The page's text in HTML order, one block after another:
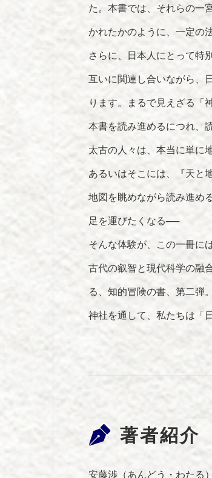
た。本書では、それらの一
かれたかのように、一定の
さらに、日本人にとって特
互いに関連し合いながら、
ります。まるで見えざる「
本書を読み進めるにつれ、
太古の人々は、本当に単に
あるいはそこには、『天と
地図を眺めながら読み進め
足を運びたくなる──
そんな体験が、この一冊に
古代の叡智と現代科学の融
る、知的冒険の書、第二弾。
神社を通して、私たちは「
著者紹介
安藤渉（あんどう・わたる）